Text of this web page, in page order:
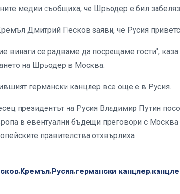
медии съобщиха, че Шрьодер е бил
Дмитрий Песков заяви, че Русия
винаги се радваме да посрещаме гости",
на Шрьодер в Москва.
германски канцлер все още е в Русия.
президентът на Русия Владимир Путин
в евентуални бъдещи преговори с Москва
правителства отхвърлиха.
,Кремъл,Русия,германски канцлер,